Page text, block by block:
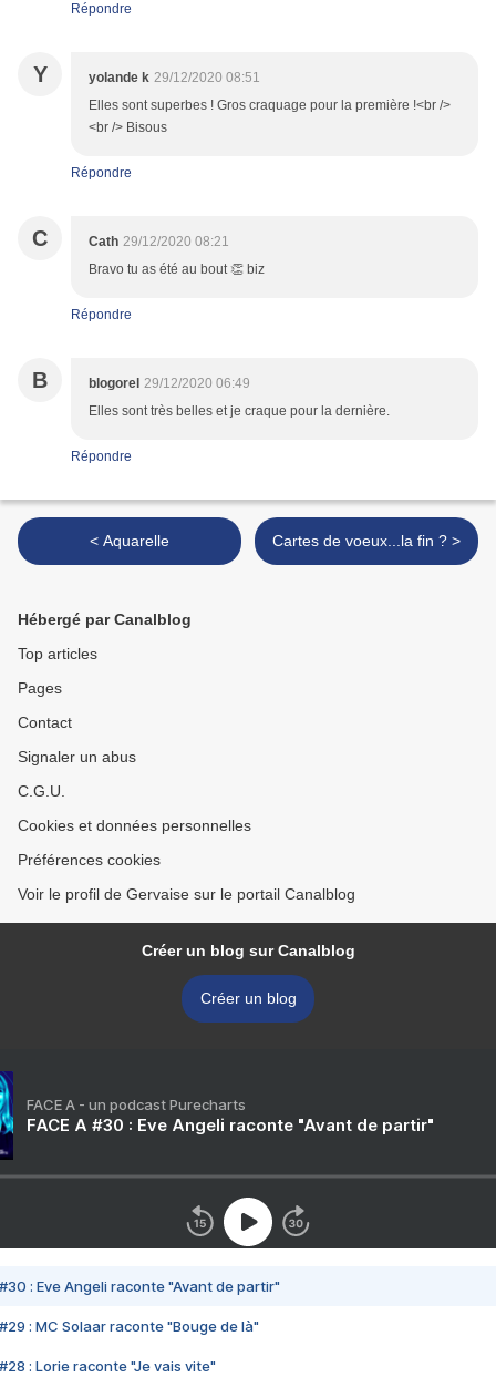
Répondre
Y yolande k 29/12/2020 08:51
Elles sont superbes ! Gros craquage pour la première !<br />
<br /> Bisous
Répondre
C Cath 29/12/2020 08:21
Bravo tu as été au bout 👏 biz
Répondre
B blogorel 29/12/2020 06:49
Elles sont très belles et je craque pour la dernière.
Répondre
< Aquarelle Cartes de voeux...la fin ? >
Hébergé par Canalblog
Top articles
Pages
Contact
Signaler un abus
C.G.U.
Cookies et données personnelles
Préférences cookies
Voir le profil de Gervaise sur le portail Canalblog
Créer un blog sur Canalblog
Créer un blog
FACE A - un podcast Purecharts
FACE A #30 : Eve Angeli raconte "Avant de partir"
#30 : Eve Angeli raconte "Avant de partir"
#29 : MC Solaar raconte "Bouge de là"
#28 : Lorie raconte "Je vais vite"